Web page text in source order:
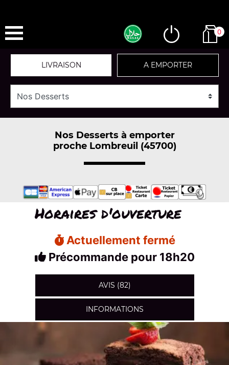
0
LIVRAISON A EMPORTER
Nos Desserts à emporter
proche Lombreuil (45700)
Horaires d'ouverture
Actuellement fermé
Précommande pour 18h20
AVIS (82)
INFORMATIONS